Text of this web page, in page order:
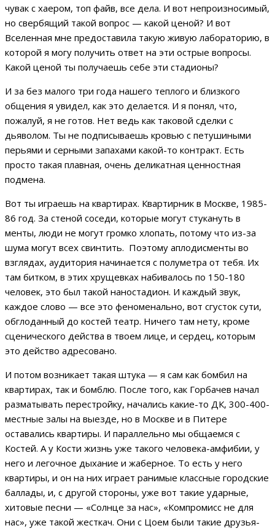
чувак с хаером, топ файв, все дела. И вот непроизносимый,
но свербящий такой вопрос — какой ценой? И вот
Вселенная мне предоставила такую живую лабораторию, в
которой я могу получить ответ на эти острые вопросы.
Какой ценой ты получаешь себе эти стадионы?
И за без малого три года нашего теплого и близкого
общения я увидел, как это делается. И я понял, что,
пожалуй, я не готов. Нет ведь как таковой сделки с
дьяволом. Ты не подписываешь кровью с петушиными
перьями и серными запахами какой-то контракт. Есть
просто такая плавная, очень деликатная ценностная
подмена.
Вот ты играешь на квартирах. Квартирник в Москве, 1985-
86 год. За стеной соседи, которые могут стукануть в
менты, люди не могут громко хлопать, потому что из-за
шума могут всех свинтить. Поэтому аплодисменты во
взглядах, аудитория начинается с полуметра от тебя. Их
там битком, в этих хрущевках набивалось по 150-180
человек, это был такой наностадион. И каждый звук,
каждое слово — все это феноменально, вот сгусток сути,
обглоданный до костей театр. Ничего там нету, кроме
сценического действа в твоем лице, и сердец, которым
это действо адресовано.
И потом возникает такая штука — я сам как бомбил на
квартирах, так и бомблю. После того, как Горбачев начал
разматывать перестройку, начались какие-то ДК, 300-400-
местные залы на выезде, но в Москве и в Питере
оставались квартиры. И параллельно мы общаемся с
Костей. А у Кости жизнь уже такого человека-амфибии, у
него и легочное дыхание и жаберное. То есть у него
квартиры, и он на них играет ранимые классные городские
баллады, и, с другой стороны, уже вот такие ударные,
хитовые песни — «Солнце за нас», «Компромисс не для
нас», уже такой жесткач. Они с Цоем были такие друзья-